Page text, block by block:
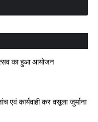
का हुआ आयोजन
कार्यवाही कर वसूला जुर्माना